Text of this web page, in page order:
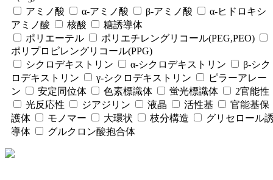
アミノ酸
α-アミノ酸 β-アミノ酸
α-ヒドロキシ
アミノ酸
核酸
糖誘導体
ポリエーテル
ポリエチレングリコール(PEG,PEO)
ポリプロピレングリコール(PPG)
シクロデキストリン
α-シクロデキストリン
β-シク
ロデキストリン
γ-シクロデキストリン
ピラーアレー
ン
安定同位体 色素標識体 蛍光標識体
2官能性
光反応性
ジアジリン 液晶 活性基
官能基保
護体
モノマー 大環状 枝分構造
グリセロール
導体
グルクロン酸抱合体